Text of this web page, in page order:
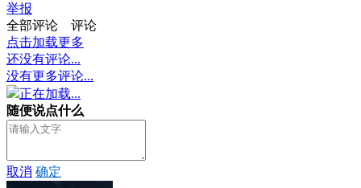
举报
全部评论
评论
点击加载更多
还没有评论...
没有更多评论...
正在加载...
随便说点什么
取消 确定